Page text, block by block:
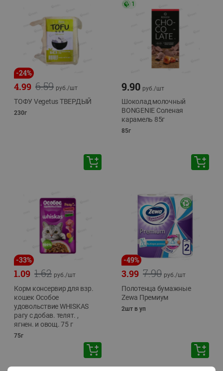
-24%
6.59
4.99 руб./шт
ТОФУ Vegetus ТВЕРДЫЙ
230г
1
9.90 руб./шт
Шоколад молочный
BONGENIE Соленая
карамель 85г
85г
-33%
1.62
1.09 руб./шт
Корм консервир для взр.
кошек Особое
удовольствие WHISKAS
рагу с добав. телят. ,
ягнен. и овощ. 75 г
75г
-49%
7.90
3.99 руб./шт
Полотенца бумажные
Zewa Премиум
2шт в уп